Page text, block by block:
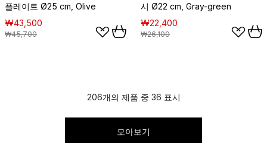
플레이트 Ø25 cm, Olive
₩43,500
₩45,700
시 Ø22 cm, Gray-green
₩22,400
₩26,100
206개의 제품 중 36 표시
모아보기